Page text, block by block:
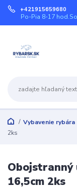
+421915659680
Po-Pia 8-17
Vybavenie rybára
2ks
Obojstranný
16,5cm 2ks